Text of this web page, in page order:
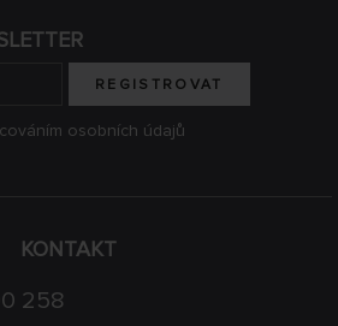
KONTAKT
258
REGISTROVAT
osobních údajů